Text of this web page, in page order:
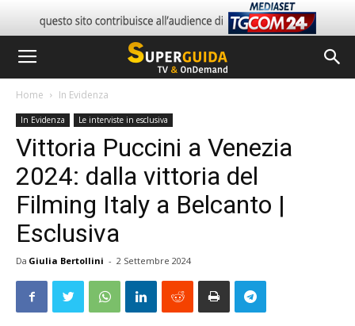
Home In Evidenza
In Evidenza Le interviste in esclusiva
Vittoria Puccini a Venezia
2024: dalla vittoria del
Filming Italy a Belcanto |
Esclusiva
Da Giulia Bertollini - 2 Settembre 2024